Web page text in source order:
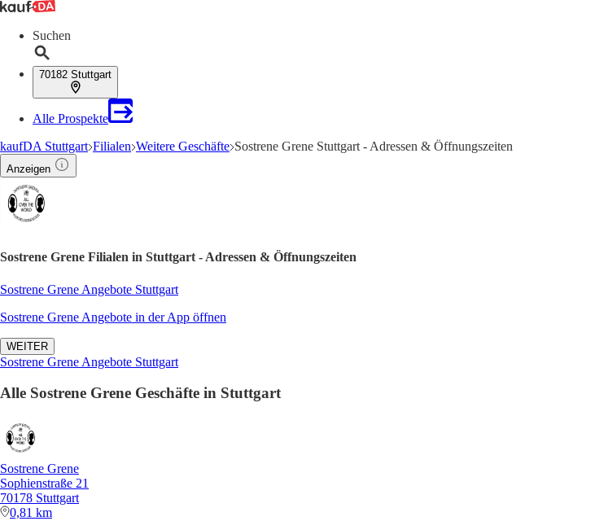
Suchen
70182 Stuttgart
Alle Prospekte
kaufDA Stuttgart Filialen Weitere Geschäfte Sostrene Grene Stuttgart - Adressen & Öffnungszeiten
Anzeigen
Sostrene Grene Filialen in Stuttgart - Adressen & Öffnungszeiten
Sostrene Grene Angebote Stuttgart
Sostrene Grene Angebote in der App öffnen
WEITER
Sostrene Grene Angebote Stuttgart
Alle Sostrene Grene Geschäfte in Stuttgart
Sostrene Grene
Sophienstraße 21
70178 Stuttgart
0,81 km